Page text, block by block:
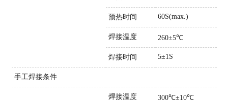
预热时间 60S(max.)
焊接温度 260±5℃
焊接时间 5±1S
手工焊接条件
焊接温度 300℃±10℃